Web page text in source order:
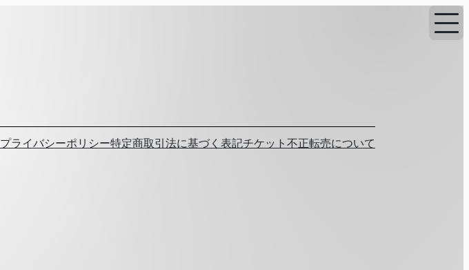
プライバシーポリシー特定商取引法に基づく表記チケット不正転売について